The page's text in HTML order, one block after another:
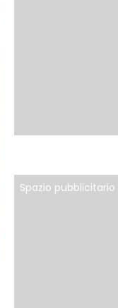
Spazio pubblicitario